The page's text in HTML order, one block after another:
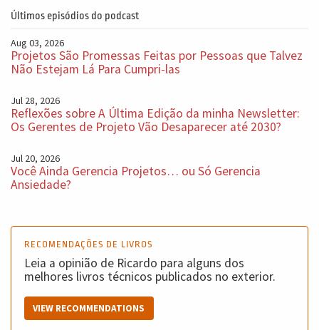
Últimos episódios do podcast
Aug 03, 2026
Projetos São Promessas Feitas por Pessoas que Talvez
Não Estejam Lá Para Cumpri-las
Jul 28, 2026
Reflexões sobre A Última Edição da minha Newsletter:
Os Gerentes de Projeto Vão Desaparecer até 2030?
Jul 20, 2026
Você Ainda Gerencia Projetos… ou Só Gerencia
Ansiedade?
RECOMENDAÇÕES DE LIVROS
Leia a opinião de Ricardo para alguns dos
melhores livros técnicos publicados no exterior.
VIEW RECOMMENDATIONS